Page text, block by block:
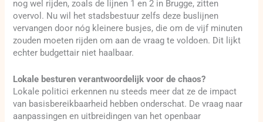
nog wel rijden, zoals de lijnen 1 en 2 in Brugge, zitten
overvol. Nu wil het stadsbestuur zelfs deze buslijnen
vervangen door nóg kleinere busjes, die om de vijf minuten
zouden moeten rijden om aan de vraag te voldoen. Dit lijkt
echter budgettair niet haalbaar.
Lokale besturen verantwoordelijk voor de chaos?
Lokale politici erkennen nu steeds meer dat ze de impact
van basisbereikbaarheid hebben onderschat. De vraag naar
aanpassingen en uitbreidingen van het openbaar